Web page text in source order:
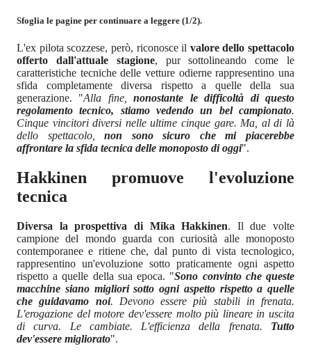
Sfoglia le pagine per continuare a leggere (1/2).
L'ex pilota scozzese, però, riconosce il valore dello spettacolo
offerto dall'attuale stagione, pur sottolineando come le
caratteristiche tecniche delle vetture odierne rappresentino una
sfida completamente diversa rispetto a quelle della sua
generazione. "Alla fine,nonostante le difficoltà di questo
regolamento tecnico, stiamo vedendo un bel campionato.
Cinque vincitori diversi nelle ultime cinque gare. Ma, al di là
dello spettacolo,non sono sicuro che mi piacerebbe
affrontare la sfida tecnica delle monoposto di oggi".
Hakkinen promuove l'evoluzione
tecnica
Diversa la prospettiva di Mika Hakkinen. Il due volte
campione del mondo guarda con curiosità alle monoposto
contemporanee e ritiene che, dal punto di vista tecnologico,
rappresentino un'evoluzione sotto praticamente ogni aspetto
rispetto a quelle della sua epoca. "Sono convinto che queste
macchine siano migliori sotto ogni aspetto rispetto a quelle
che guidavamo noi. Devono essere più stabili in frenata.
L'erogazione del motore dev'essere molto più lineare in uscita
di curva. Le cambiate. L'efficienza della frenata. Tutto
dev'essere migliorato".